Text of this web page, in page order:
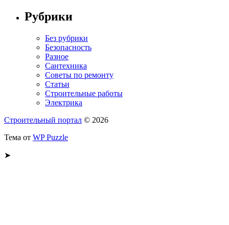
Рубрики
Без рубрики
Безопасность
Разное
Сантехника
Советы по ремонту
Статьи
Строительные работы
Электрика
Строительный портал © 2026
Тема от WP Puzzle
➤